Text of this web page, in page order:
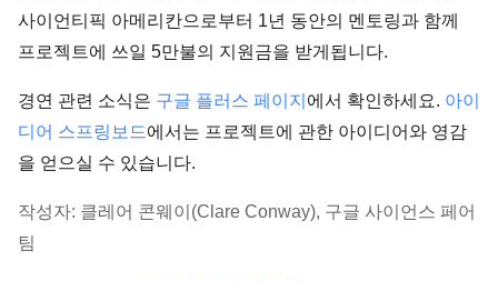
사이언티픽 아메리칸으로부터 1년 동안의 멘토링과 함께
프로젝트에 쓰일 5만불의 지원금을 받게됩니다.
경연 관련 소식은 구글 플러스 페이지 에서 확인하세요. 아이
디어 스프링보드에서는 프로젝트에 관한 아이디어와 영감
을 얻으실 수 있습니다.
작성자: 클레어 콘웨이(Clare Conway), 구글 사이언스 페어
팀